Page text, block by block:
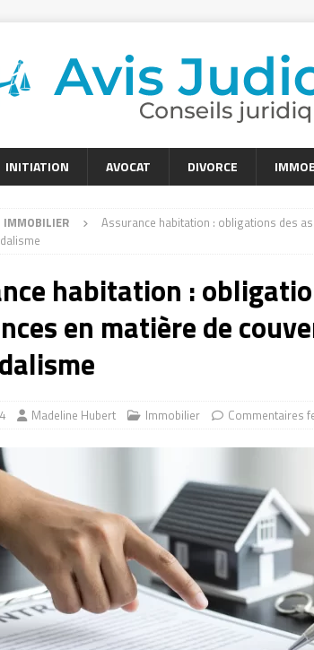
INITIATION AVOCAT DIVORCE
IMMOBILIER
Assurance habitation : obligations des
habitation :
en matière de
Madeline Hubert Immobilier Commentaires